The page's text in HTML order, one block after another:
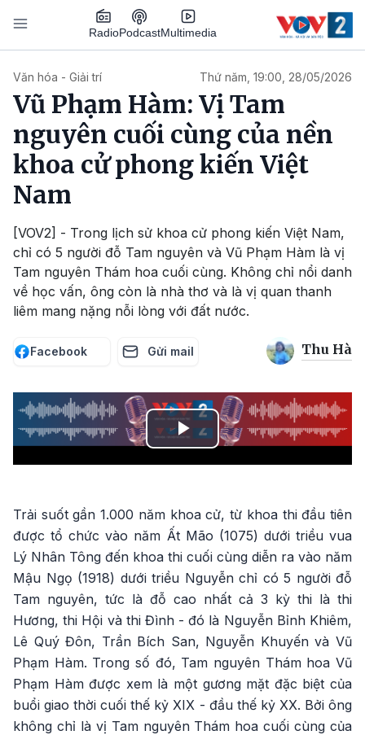
Nhảy đến nội dung
RadioPodcastMultimedia
Văn hóa - Giải trí Thứ năm, 19:00, 28/05/2026
Vũ Phạm Hàm: Vị Tam
nguyên cuối cùng của nền
khoa cử phong kiến Việt
Nam
[VOV2] - Trong lịch sử khoa cử phong kiến Việt Nam,
chỉ có 5 người đỗ Tam nguyên và Vũ Phạm Hàm là vị
Tam nguyên Thám hoa cuối cùng. Không chỉ nổi danh
về học vấn, ông còn là nhà thơ và là vị quan thanh
liêm mang nặng nỗi lòng với đất nước.
Facebook Gửi mail Thu Hà
Play
Trải suốt gần 1.000 năm khoa cử, từ khoa thi đầu tiên
được tổ chức vào năm Ất Mão (1075) dưới triều vua
Lý Nhân Tông đến khoa thi cuối cùng diễn ra vào năm
Mậu Ngọ (1918) dưới triều Nguyễn chỉ có 5 người đỗ
Tam nguyên, tức là đỗ cao nhất cả 3 kỳ thi là thi
Hương, thi Hội và thi Đình - đó là Nguyễn Bỉnh Khiêm,
Lê Quý Đôn, Trần Bích San, Nguyễn Khuyến và Vũ
Phạm Hàm. Trong số đó, Tam nguyên Thám hoa Vũ
Phạm Hàm được xem là một gương mặt đặc biệt của
buổi giao thời cuối thế kỷ XIX - đầu thế kỷ XX. Bởi ông
không chỉ là vị Tam nguyên Thám hoa cuối cùng của